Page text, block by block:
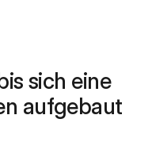
sich eine
aufgebaut